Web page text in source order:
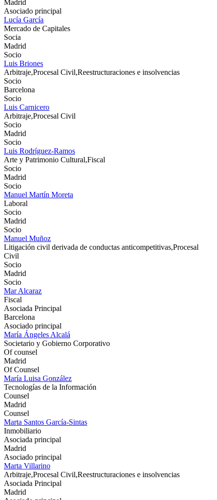
Madrid
Asociado principal
Lucía García
Mercado de Capitales
Socia
Madrid
Socio
Luis Briones
Arbitraje,Procesal Civil,Reestructuraciones e insolvencias
Socio
Barcelona
Socio
Luis Carnicero
Arbitraje,Procesal Civil
Socio
Madrid
Socio
Luis Rodríguez-Ramos
Arte y Patrimonio Cultural,Fiscal
Socio
Madrid
Socio
Manuel Martín Moreta
Laboral
Socio
Madrid
Socio
Manuel Muñoz
Litigación civil derivada de conductas anticompetitivas,Procesal
Civil
Socio
Madrid
Socio
Mar Alcaraz
Fiscal
Asociada Principal
Barcelona
Asociado principal
María Ángeles Alcalá
Societario y Gobierno Corporativo
Of counsel
Madrid
Of Counsel
María Luisa González
Tecnologías de la Información
Counsel
Madrid
Counsel
Marta Santos García-Sintas
Inmobiliario
Asociada principal
Madrid
Asociado principal
Marta Villarino
Arbitraje,Procesal Civil,Reestructuraciones e insolvencias
Asociada Principal
Madrid